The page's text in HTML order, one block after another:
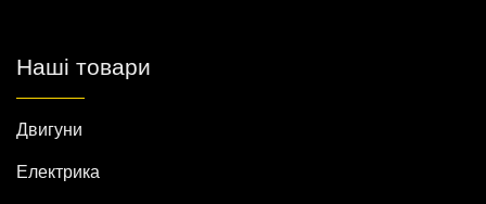
Наші товари
Двигуни
Електрика